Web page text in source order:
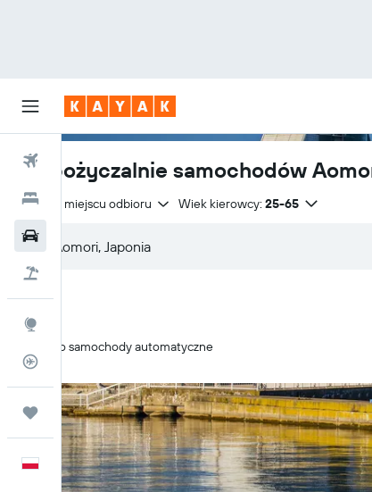
Loty
Hotele
Trips
Polski
Wypożyczalnie samochodów
Zwrot w miejscu odbioru Wiek kierowcy: 25-65
Tylko samochody automatyczne